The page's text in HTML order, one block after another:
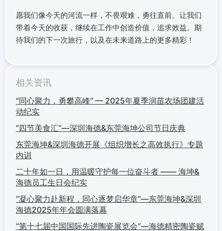
愿我们像今天的河流一样，不畏艰难，勇往直前。让我们
带着今天的收获，继续在工作中创造价值，追求效益。期
待我们的下一次旅行，以及在未来道路上的更多精彩！
相关资讯
“同心聚力，勇攀高峰” — 2025年夏季润苗农场团建活
动纪实
“四节美食汇”—深圳海德&东莞海坤公司节日庆典
东莞海坤&深圳海德开展《组织增长之高效执行》专题
内训
二十年如一日，用温暖守护每一位奋斗者 —— 海坤&
海德员工生日会纪实
“凝心聚力赴新程，同心逐梦启华章”—东莞海坤&深圳
海德2025年年会圆满落幕
“第十七届中国国际先进陶瓷展览会”—海德精密陶瓷赋